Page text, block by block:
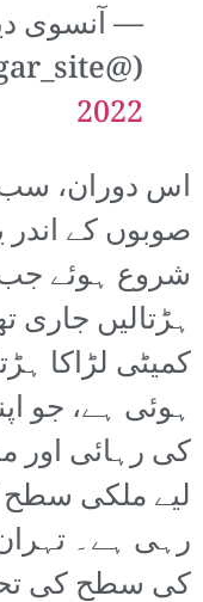
— آنسوی
(@Irankargar_site)
2022
اس دوران،
صوبوں کے
شروع ہوئے
ہڑتالیں جاری
کمیٹی لڑاکا
ہوئی ہے، جو
کی رہائی اور
لیے ملکی
رہی ہے۔
کی سطح کی